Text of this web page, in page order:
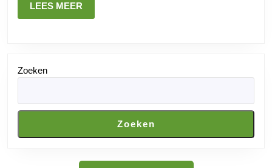
LEES MEER
MEER
Zoeken
Zoeken